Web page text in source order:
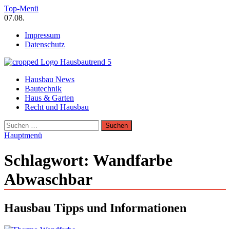
Zum
Inhalt
Top-Menü
07.08.
Impressum
Datenschutz
Hausbautrend Hausbau Trends
Hausbau, Modernisierung, Energietechnik, Haustechnik
Hausbau News
Bautechnik
Haus & Garten
Recht und Hausbau
Suchen
nach:
Hauptmenü
Schlagwort: Wandfarbe
Abwaschbar
Hausbau Tipps und Informationen